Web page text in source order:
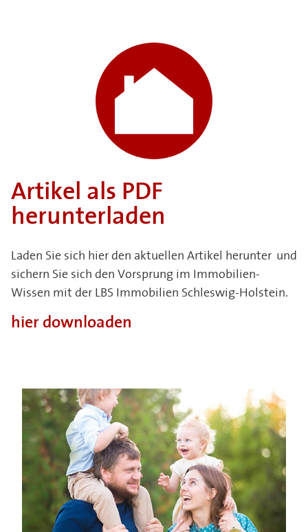
Artikel als PDF
herunterladen
Laden Sie sich hier den aktuellen Artikel herunter und
sichern Sie sich den Vorsprung im Immobilien-
Wissen mit der LBS Immobilien Schleswig-Holstein.
hier downloaden